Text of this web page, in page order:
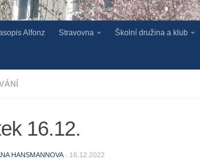
Alfonz Stravovna Školní družina a klub
16.12.
HANSMANNOVA · 16.12.2022